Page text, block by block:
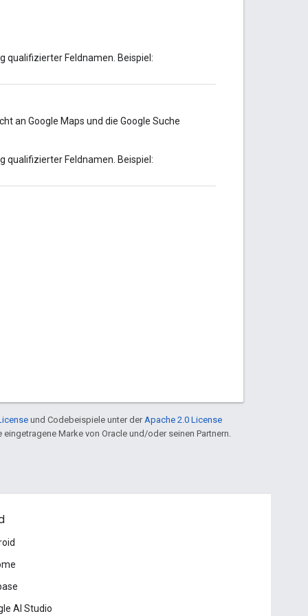
qualifizierter Feldnamen. Beispiel:
an Google Maps und die Google Suche
qualifizierter Feldnamen. Beispiel:
und Codebeispiele unter der Apache 2.0 License
eingetragene Marke von Oracle und/oder seinen Partnern.
AI Studio